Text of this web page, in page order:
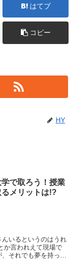
はてブ
コピー
HY
で取ろう！授業
メリットは!?
いるというのはうれ
それでも夢を持って